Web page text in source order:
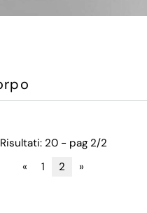
Risultati: 20 - pag 2/2
«
1 2 »